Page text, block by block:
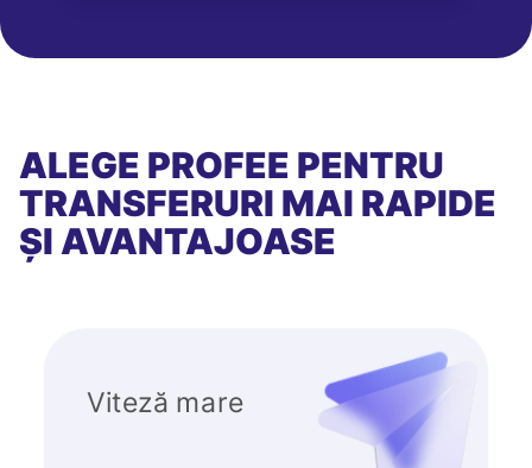
ALEGE PROFEE PENTRU
TRANSFERURI MAI RAPIDE
ȘI AVANTAJOASE
Viteză mare